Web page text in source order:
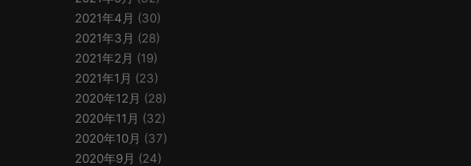
2021年4月 (30)
2021年3月 (28)
2021年2月 (19)
2021年1月 (23)
2020年12月 (28)
2020年11月 (32)
2020年10月 (37)
2020年9月 (24)